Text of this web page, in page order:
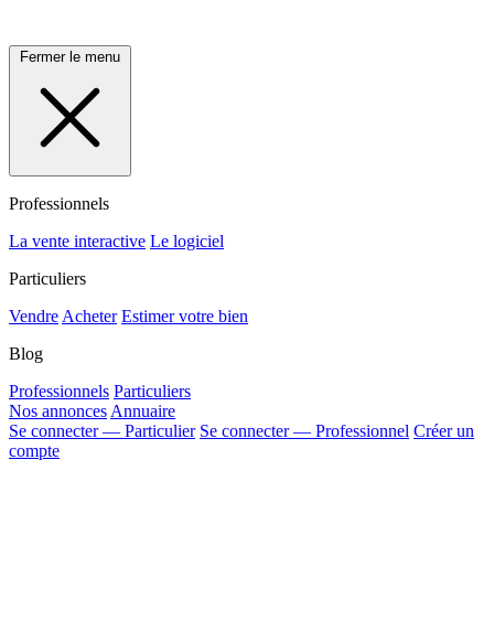
Fermer le menu
Professionnels
La vente interactive Le logiciel
Particuliers
Vendre Acheter Estimer votre bien
Blog
Professionnels Particuliers
Nos annonces Annuaire
Se connecter — Particulier Se connecter — Professionnel Créer un
compte